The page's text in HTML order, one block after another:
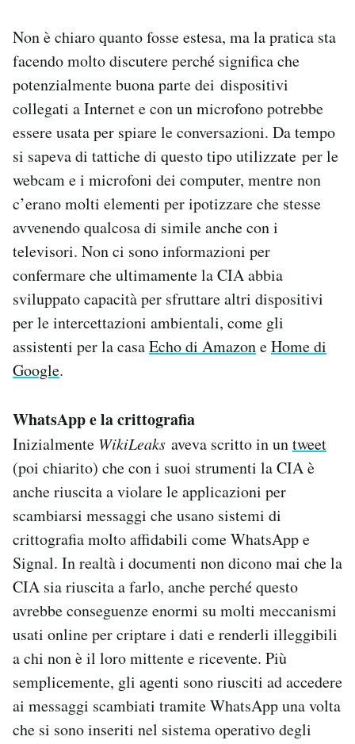
Non è chiaro quanto fosse estesa, ma la pratica sta
facendo molto discutere perché significa che
potenzialmente buona parte dei dispositivi
collegati a Internet e con un microfono potrebbe
essere usata per spiare le conversazioni. Da tempo
si sapeva di tattiche di questo tipo utilizzate per le
webcam e i microfoni dei computer, mentre non
c’erano molti elementi per ipotizzare che stesse
avvenendo qualcosa di simile anche con i
televisori. Non ci sono informazioni per
confermare che ultimamente la CIA abbia
sviluppato capacità per sfruttare altri dispositivi
per le intercettazioni ambientali, come gli
assistenti per la casaEcho di AmazoneHome di
Google.
WhatsApp e la crittografia
Inizialmente WikiLeaks aveva scritto in untweet
(poi chiarito) che con i suoi strumenti la CIA è
anche riuscita a violare le applicazioni per
scambiarsi messaggi che usano sistemi di
crittografia molto affidabili come WhatsApp e
Signal. In realtà i documenti non dicono mai che la
CIA sia riuscita a farlo, anche perché questo
avrebbe conseguenze enormi su molti meccanismi
usati online per criptare i dati e renderli illeggibili
a chi non è il loro mittente e ricevente. Più
semplicemente, gli agenti sono riusciti ad accedere
ai messaggi scambiati tramite WhatsApp una volta
che si sono inseriti nel sistema operativo degli